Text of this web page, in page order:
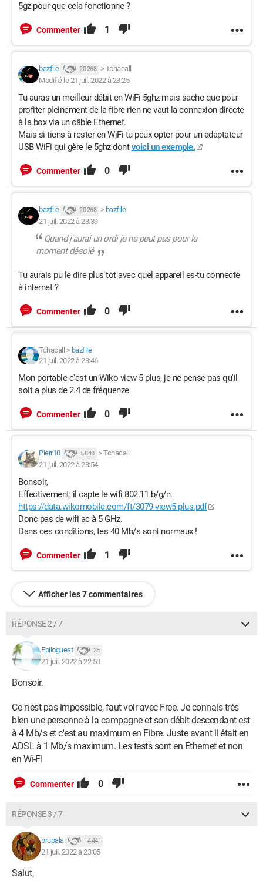
5gz pour que cela fonctionne ?
Commenter 1
bazfile 20 268 > Tchacall
Modifié le 21 juil. 2022 à 23:25
Tu auras un meilleur débit en WiFi 5ghz mais sache que pour
profiter pleinement de la fibre rien ne vaut la connexion directe
à la box via un câble Ethernet.
Mais si tiens à rester en WiFi tu peux opter pour un adaptateur
USB WiFi qui gère le 5ghz dontvoici un exemple.
Commenter 0
bazfile 20 268 > bazfile
21 juil. 2022 à 23:39
Quand j'aurai un ordi je ne peut pas pour le
moment désolé
Tu aurais pu le dire plus tôt avec quel appareil es-tu connecté
à internet ?
Commenter 0
Tchacall > bazfile
21 juil. 2022 à 23:46
Mon portable c'est un Wiko view 5 plus, je ne pense pas qu'il
soit a plus de 2.4 de fréquenze
Commenter 0
Pierr10 5 840 > Tchacall
21 juil. 2022 à 23:54
Bonsoir,
Effectivement, il capte le wifi 802.11 b/g/n.
https://data.wikomobile.com/ft/3079-view5-plus.pdf
Donc pas de wifi ac à 5 GHz.
Dans ces conditions, tes 40 Mb/s sont normaux !
Commenter 1
Afficher les 7 commentaires
RÉPONSE 2 / 7
Epiloguest 25
21 juil. 2022 à 22:50
Bonsoir.
Ce n'est pas impossible, faut voir avec Free. Je connais très
bien une personne à la campagne et son débit descendant est
à 4 Mb/s et c'est au maximum en Fibre. Juste avant il était en
ADSL à 1 Mb/s maximum. Les tests sont en Ethernet et non
en Wi-FI
Commenter 0
RÉPONSE 3 / 7
brupala 14 441
21 juil. 2022 à 23:05
Salut,